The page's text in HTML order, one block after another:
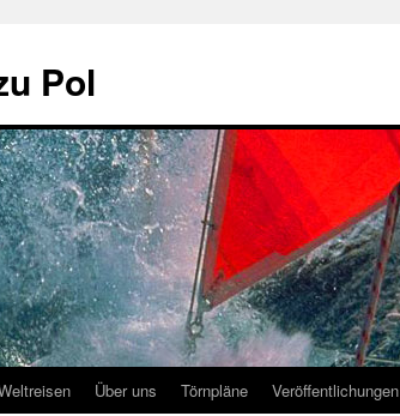
Pol
Über uns Törnpläne Veröffentlichungen